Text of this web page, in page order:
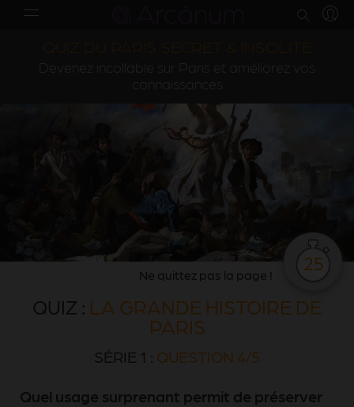
QUIZ DU PARIS SECRET & INSOLITE
Devenez incollable sur Paris et améliorez vos
connaissances
Ne quittez pas la page !
25
QUIZ : LA GRANDE HISTOIRE DE
PARIS
SÉRIE 1 : QUESTION 4/5
Quel usage surprenant permit de préserver